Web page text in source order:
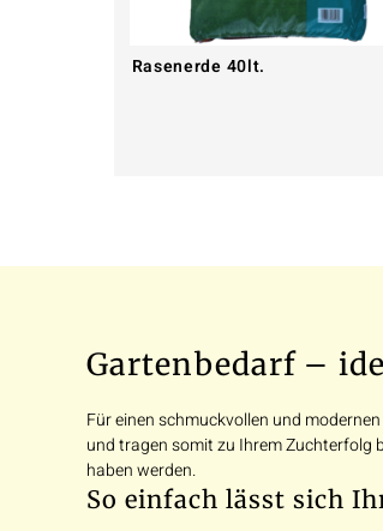
Rasenerde 40lt.
Gartenbedarf –
Für einen schmuckvollen und
und tragen somit zu Ihrem Zuchterfolg
haben werden.
So einfach lässt sich